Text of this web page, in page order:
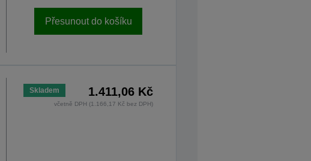
Přesunout do košíku
Skladem 1.411,06 Kč
včetně DPH (1.166,17 Kč bez DPH)